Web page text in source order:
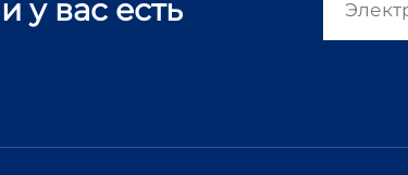
у вас есть